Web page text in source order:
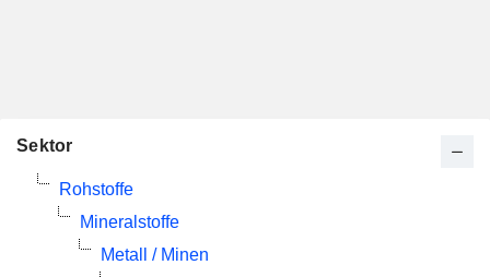
Sektor
Rohstoffe
Mineralstoffe
Metall / Minen